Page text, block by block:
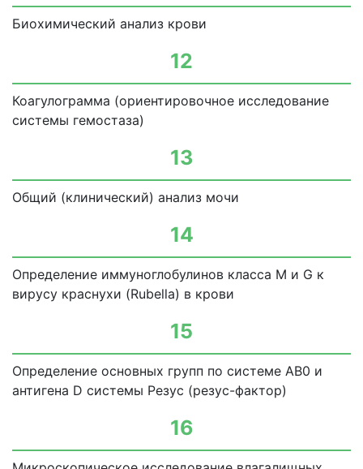
Биохимический анализ крови
12
Коагулограмма (ориентировочное исследование
системы гемостаза)
13
Общий (клинический) анализ мочи
14
Определение иммуноглобулинов класса М и G к
вирусу краснухи (Rubella) в крови
15
Определение основных групп по системе АВ0 и
антигена D системы Резус (резус-фактор)
16